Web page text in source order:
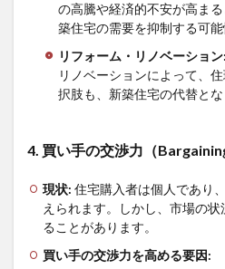
の高騰や経済的不安が高ま
築住宅の需要を抑制する可能
リフォーム・リノベーション:
リノベーションによって、
択肢も、新築住宅の代替とな
4. 買い手の交渉力（
現状: 住宅購入者は個人であり
えられます。しかし、市場の
ることがあります。
買い手の交渉力を高める要因: